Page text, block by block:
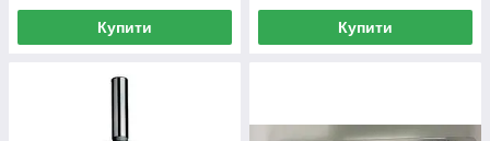
Купити Купити